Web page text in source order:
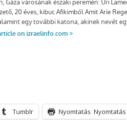
Tumblr Nyomtatás Nyomtatás